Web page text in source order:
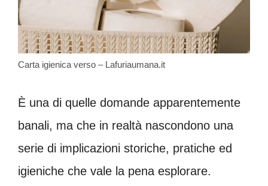
Carta igienica verso – Lafuriaumana.it
È una di quelle domande apparentemente
banali, ma che in realtà nascondono una
serie di implicazioni storiche, pratiche ed
igieniche che vale la pena esplorare.